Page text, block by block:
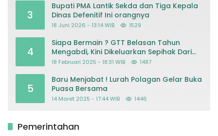
3
Bupati PMA Lantik Sekda dan Tiga Kepala
Dinas Defenitif Ini orangnya
18 Juni 2026 - 13:14 WIB 1529
4
Siapa Bermain ? GTT Belasan Tahun
Mengabdi, Kini Dikeluarkan Sepihak Dari
Dapodik
18 Februari 2025 - 18:31 WIB 1487
5
Baru Menjabat ! Lurah Polagan Gelar Buka
Puasa Bersama
14 Maret 2025 - 17:44 WIB 1446
Pemerintahan